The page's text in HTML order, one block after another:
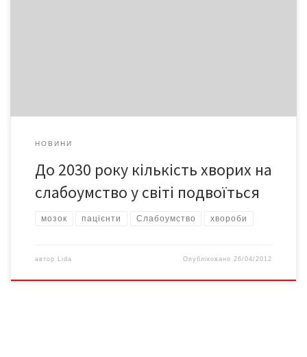
НОВИНИ
До 2030 року кількість хворих на
слабоумство у світі подвоїться
мозок пацієнти Слабоумство хвороби
автор Lida Опубліковано 26/04/2012